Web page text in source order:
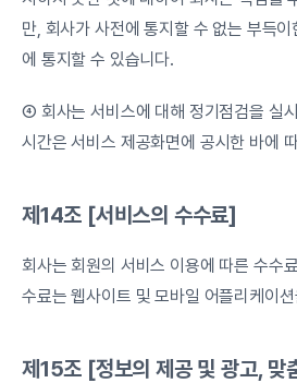
만, 회사가 사전에 통지할 수 없는 부득
에 통지할 수 있습니다.
④ 회사는 서비스에 대해 정기점검을 실
시간은 서비스 제공화면에 공시한 바에
제14조 [서비스의 수수료]
회사는 회원의 서비스 이용에 따른 수수
수료는 웹사이트 및 모바일 어플리케이
제15조 [정보의 제공 및 광고, 맞